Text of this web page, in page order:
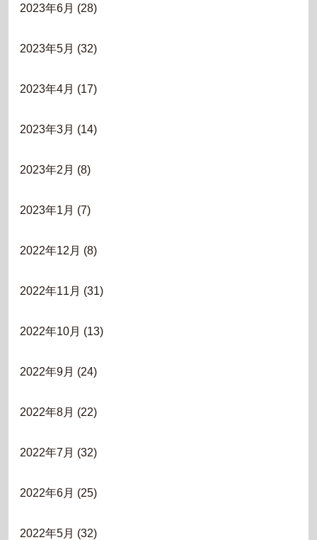
2023年6月 (28)
2023年5月 (32)
2023年4月 (17)
2023年3月 (14)
2023年2月 (8)
2023年1月 (7)
2022年12月 (8)
2022年11月 (31)
2022年10月 (13)
2022年9月 (24)
2022年8月 (22)
2022年7月 (32)
2022年6月 (25)
2022年5月 (32)